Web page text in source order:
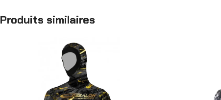
Produits similaires